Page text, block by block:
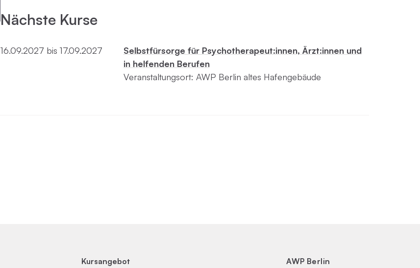
Nächste Kurse
16.09.2027 bis 17.09.2027
Selbstfürsorge für Psychotherapeut:innen, Ärzt:innen und
in helfenden Berufen
Veranstaltungsort: AWP Berlin altes Hafengebäude
Kursangebot
AWP Berlin